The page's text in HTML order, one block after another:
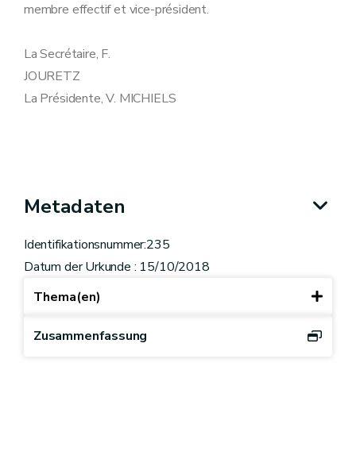
membre effectif et vice-président.
La Secrétaire, F.
JOURETZ
La Présidente, V. MICHIELS
Metadaten
Identifikationsnummer:235
Datum der Urkunde : 15/10/2018
Thema(en)
Zusammenfassung